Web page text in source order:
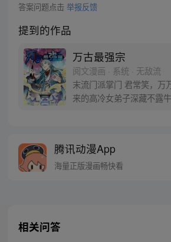
答案问题点击 举报反馈
提到的作品
万古最强宗
阅文漫画 · 系统 · 无敌流
末流门派掌门 君常笑，万
来的高冷女弟子深藏不露
苍要我末流门派逆天，挡不
腾讯动漫App
海量正版漫画畅快看
相关问答